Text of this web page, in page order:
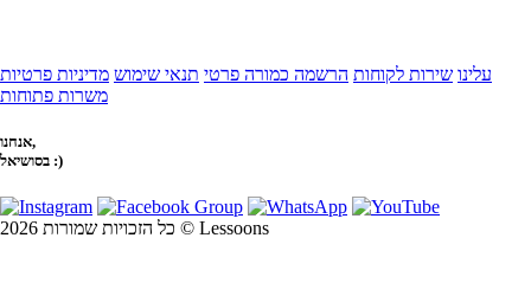
עלינו שירות לקוחות הרשמה כמורה פרטי תנאי שימוש מדיניות פרטיות
משרות פתוחות
אנחנו,
בסושיאל :)
כל הזכויות שמורות 2026 © Lessoons